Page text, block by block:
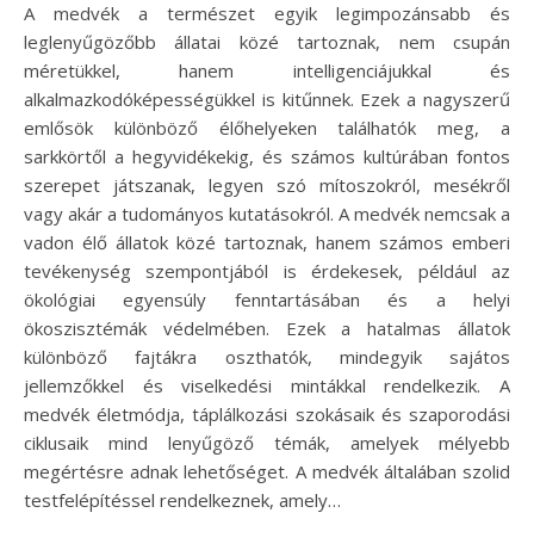
A medvék a természet egyik legimpozánsabb és
leglenyűgözőbb állatai közé tartoznak, nem csupán
méretükkel, hanem intelligenciájukkal és
alkalmazkodóképességükkel is kitűnnek. Ezek a nagyszerű
emlősök különböző élőhelyeken találhatók meg, a
sarkkörtől a hegyvidékekig, és számos kultúrában fontos
szerepet játszanak, legyen szó mítoszokról, mesékről
vagy akár a tudományos kutatásokról. A medvék nemcsak a
vadon élő állatok közé tartoznak, hanem számos emberi
tevékenység szempontjából is érdekesek, például az
ökológiai egyensúly fenntartásában és a helyi
ökoszisztémák védelmében. Ezek a hatalmas állatok
különböző fajtákra oszthatók, mindegyik sajátos
jellemzőkkel és viselkedési mintákkal rendelkezik. A
medvék életmódja, táplálkozási szokásaik és szaporodási
ciklusaik mind lenyűgöző témák, amelyek mélyebb
megértésre adnak lehetőséget. A medvék általában szolid
testfelépítéssel rendelkeznek, amely…